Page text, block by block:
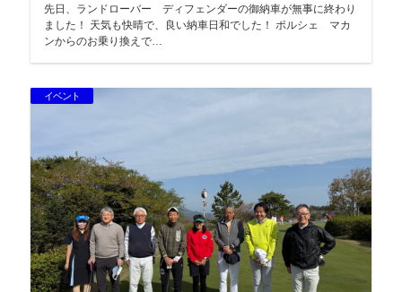
先日、ランドローバー ディフェンダーの御納車が無事に終わり
ました！ 天気も快晴で、良い納車日和でした！ ポルシェ マカ
ンからのお乗り換えで…
イベント